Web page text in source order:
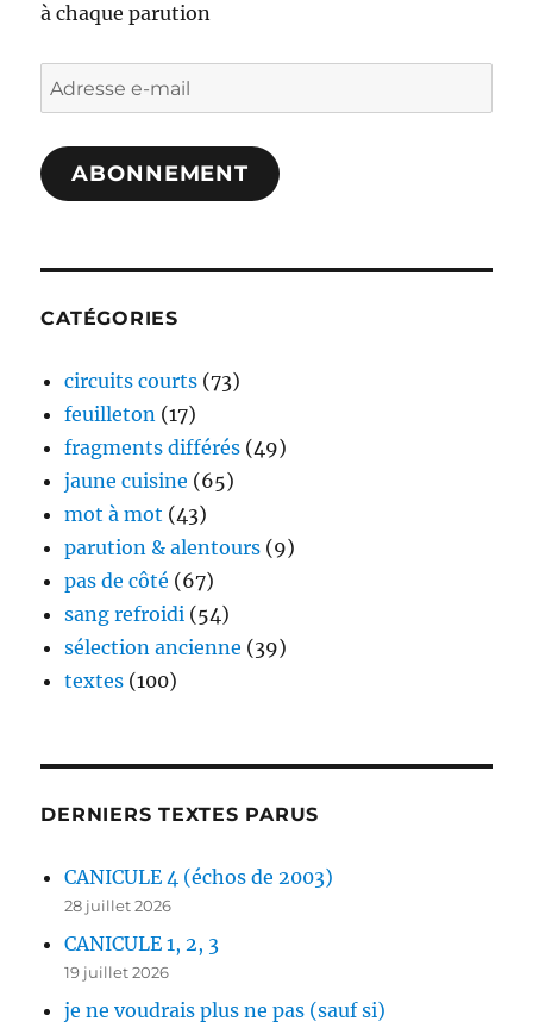
à chaque parution
Adresse
e-
mail
ABONNEMENT
CATÉGORIES
circuits courts (73)
feuilleton (17)
fragments différés (49)
jaune cuisine (65)
mot à mot (43)
parution & alentours (9)
pas de côté (67)
sang refroidi (54)
sélection ancienne (39)
textes (100)
DERNIERS TEXTES PARUS
CANICULE 4 (échos de 2003)
28 juillet 2026
CANICULE 1, 2, 3
19 juillet 2026
je ne voudrais plus ne pas (sauf si)